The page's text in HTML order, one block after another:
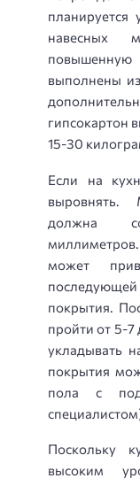
планируется
навесных
повышенную
выполнены
гипсокартон
15-30
Если на
выровнять.
должна
может
покрытия.
пройти от 5-
укладывать
покрытия
пола с
Поскольку
высоким